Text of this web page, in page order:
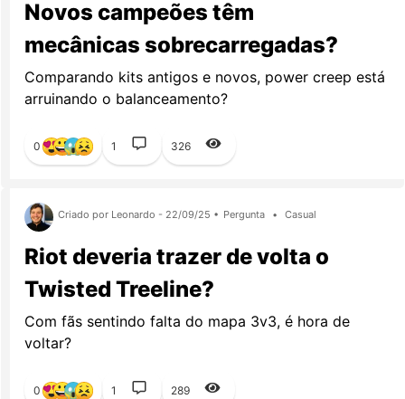
Novos campeões têm
mecânicas sobrecarregadas?
Comparando kits antigos e novos, power creep está
arruinando o balanceamento?
0 1 326
Criado por Leonardo - 22/09/25 • Pergunta • Casual
Riot deveria trazer de volta o
Twisted Treeline?
Com fãs sentindo falta do mapa 3v3, é hora de
voltar?
0 1 289